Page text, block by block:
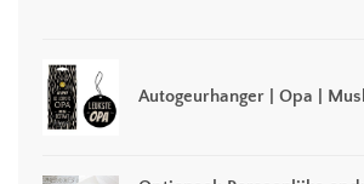
Autogeurhanger | Opa |